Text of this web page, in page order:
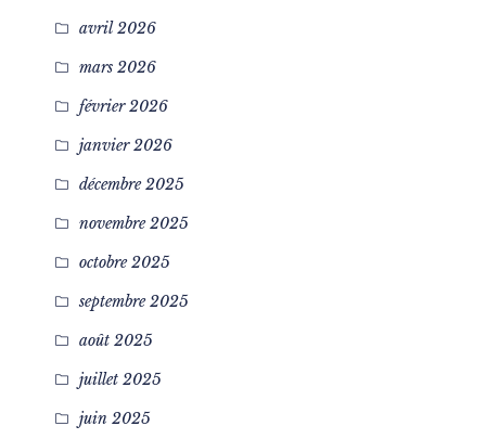
avril 2026
mars 2026
février 2026
janvier 2026
décembre 2025
novembre 2025
octobre 2025
septembre 2025
août 2025
juillet 2025
juin 2025